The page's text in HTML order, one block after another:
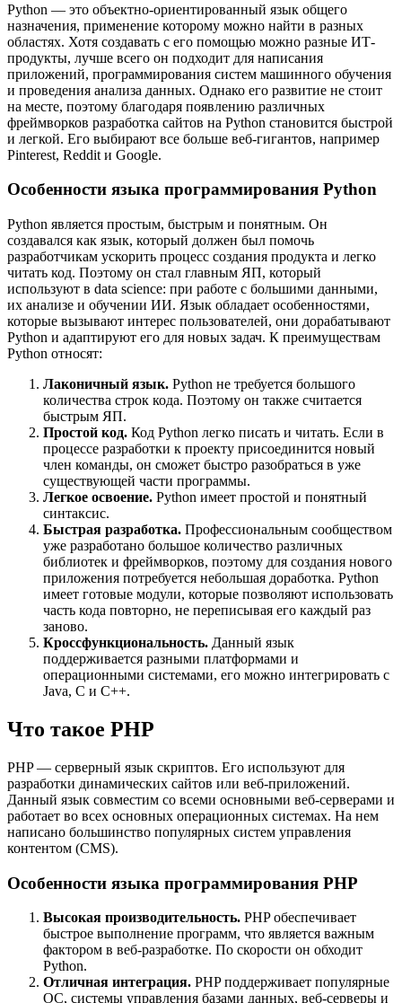
Python — это объектно-ориентированный язык общего
назначения, применение которому можно найти в разных
областях. Хотя создавать с его помощью можно разные ИТ-
продукты, лучше всего он подходит для написания
приложений, программирования систем машинного обучения
и проведения анализа данных. Однако его развитие не стоит
на месте, поэтому благодаря появлению различных
фреймворков разработка сайтов на Python становится быстрой
и легкой. Его выбирают все больше веб-гигантов, например
Pinterest, Reddit и Google.
Особенности языка программирования Python
Python является простым, быстрым и понятным. Он
создавался как язык, который должен был помочь
разработчикам ускорить процесс создания продукта и легко
читать код. Поэтому он стал главным ЯП, который
используют в data science: при работе с большими данными,
их анализе и обучении ИИ. Язык обладает особенностями,
которые вызывают интерес пользователей, они дорабатывают
Python и адаптируют его для новых задач. К преимуществам
Python относят:
Лаконичный язык. Python не требуется большого
количества строк кода. Поэтому он также считается
быстрым ЯП.
Простой код. Код Python легко писать и читать. Если в
процессе разработки к проекту присоединится новый
член команды, он сможет быстро разобраться в уже
существующей части программы.
Легкое освоение. Python имеет простой и понятный
синтаксис.
Быстрая разработка. Профессиональным сообществом
уже разработано большое количество различных
библиотек и фреймворков, поэтому для создания нового
приложения потребуется небольшая доработка. Python
имеет готовые модули, которые позволяют использовать
часть кода повторно, не переписывая его каждый раз
заново.
Кроссфункциональность. Данный язык
поддерживается разными платформами и
операционными системами, его можно интегрировать с
Java, C и C++.
Что такое PHP
PHP — серверный язык скриптов. Его используют для
разработки динамических сайтов или веб-приложений.
Данный язык совместим со всеми основными веб-серверами и
работает во всех основных операционных системах. На нем
написано большинство популярных систем управления
контентом (CMS).
Особенности языка программирования PHP
Высокая производительность. PHP обеспечивает
быстрое выполнение программ, что является важным
фактором в веб-разработке. По скорости он обходит
Python.
Отличная интеграция. PHP поддерживает популярные
ОС, системы управления базами данных, веб-серверы и